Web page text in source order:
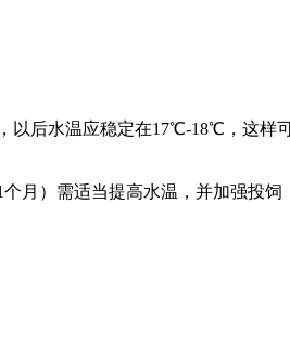
后水温应稳定在17℃-18℃，这样
月）需适当提高水温，并加强投饲